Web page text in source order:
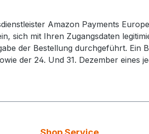
Amazon Payments
sich mit Ihren Zugangsdaten
der Bestellung durchgeführt. Ein
der 24. Und 31. Dezember eines